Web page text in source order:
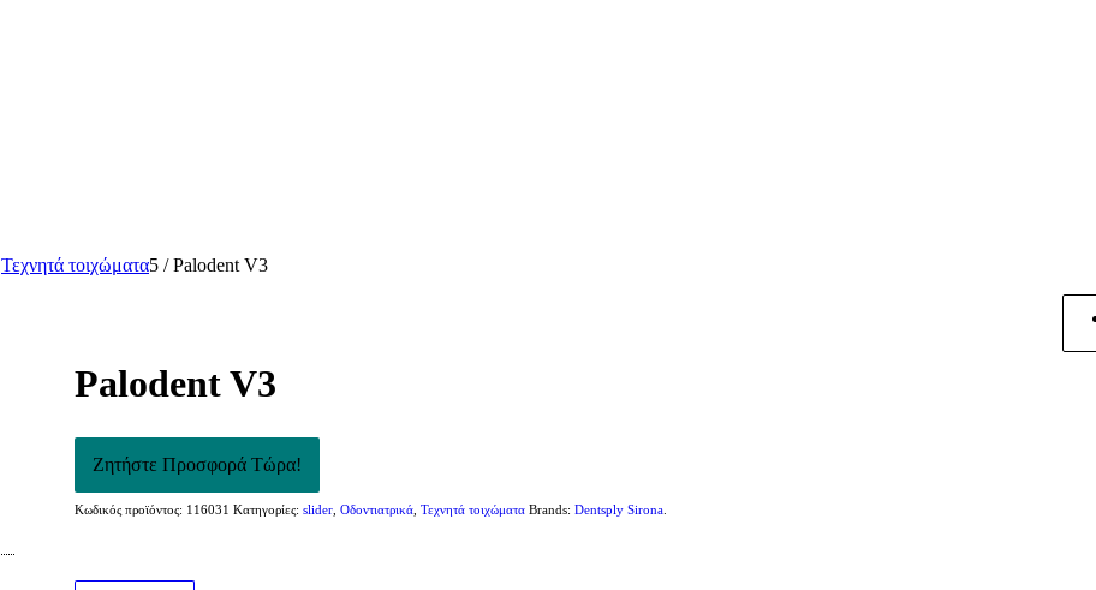
Τεχνητά τοιχώματα5 / Palodent V3
Palodent V3
Κωδικός προϊόντος: 116031 Κατηγορίες: slider, Οδοντιατρικά, Τεχνητά τοιχώματα Brands: Dentsply Sirona.